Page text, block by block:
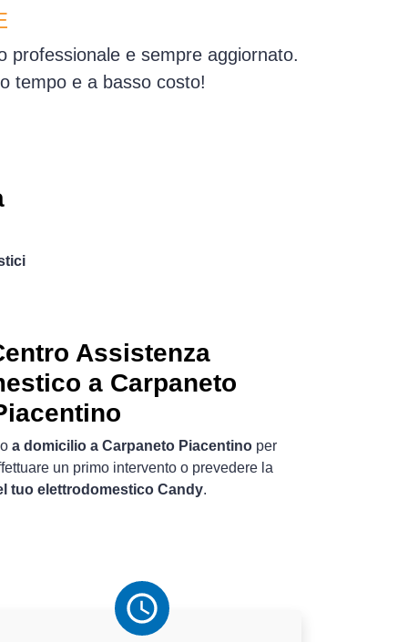
professionale e sempre aggiornato.
tempo e a basso costo!
Assistenza
a Carpaneto
a domicilio a Carpaneto Piacentinoper
un primo intervento o prevedere la
tuo elettrodomestico Candy.